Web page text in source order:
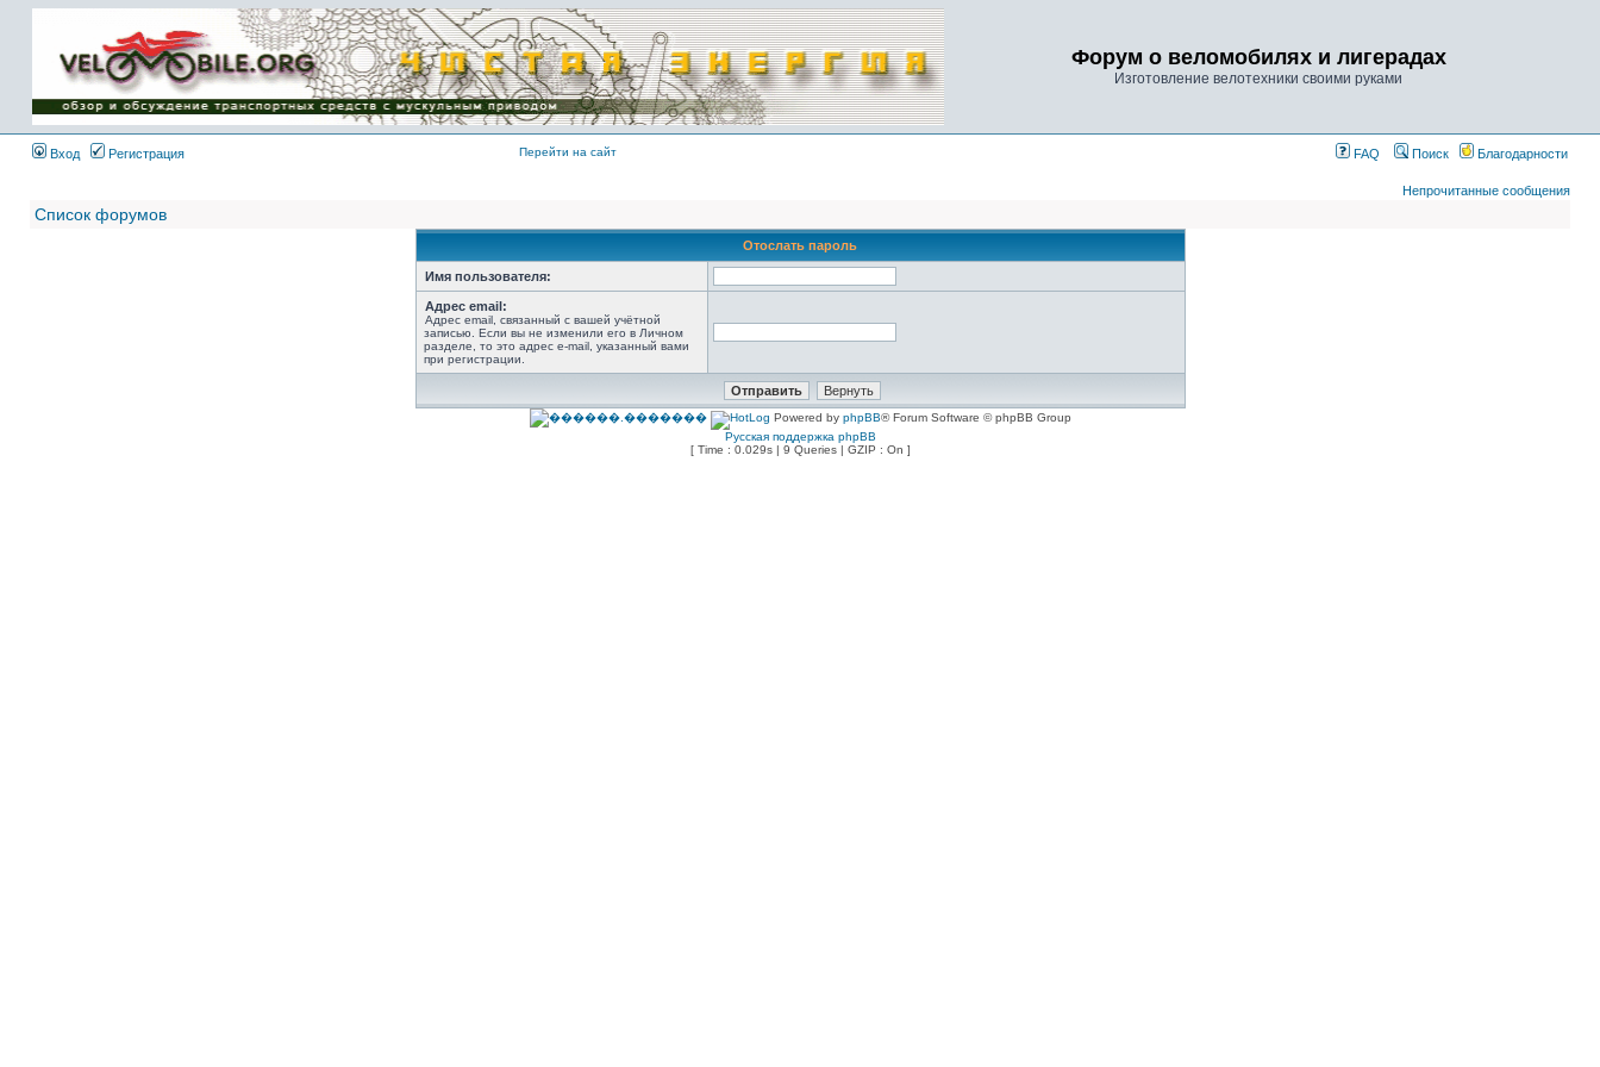
Имя пользователя:
Пароль:
{ LOG_ME_IN_SHORT
}
Форум о веломобилях и лигерадах
Изготовление велотехники своими руками
Вход Регистрация Перейти на сайт FAQ Поиск Благодарности
Непрочитанные сообщения
Список форумов
Отослать пароль
Имя пользователя:
Адрес email:
Адрес email, связанный с вашей учётной
записью. Если вы не изменили его в Личном
разделе, то это адрес e-mail, указанный вами
при регистрации.
Powered by phpBB® Forum Software © phpBB Group
Русская поддержка phpBB
[ Time : 0.029s | 9 Queries | GZIP : On ]